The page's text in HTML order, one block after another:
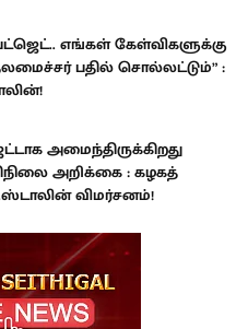
எங்கள் கேள்விகளுக்கு
பதில் சொல்லட்டும்” :
அமைந்திருக்கிறது
அறிக்கை : கழகத்
விமர்சனம்!